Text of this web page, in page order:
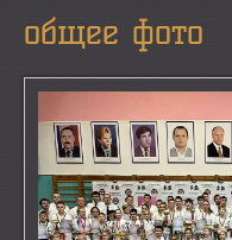
общее фото